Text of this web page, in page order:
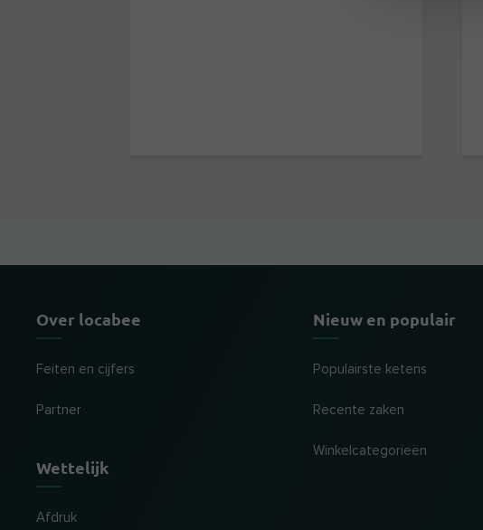
Over locabee
Feiten en cijfers
Partner
Wettelijk
Afdruk
Nieuw en populair
Populairste ketens
Recente zaken
Winkelcategorieën